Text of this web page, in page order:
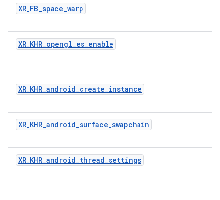
XR_FB_space_warp
XR_KHR_opengl_es_enable
XR_KHR_android_create_instance
XR_KHR_android_surface_swapchain
XR_KHR_android_thread_settings